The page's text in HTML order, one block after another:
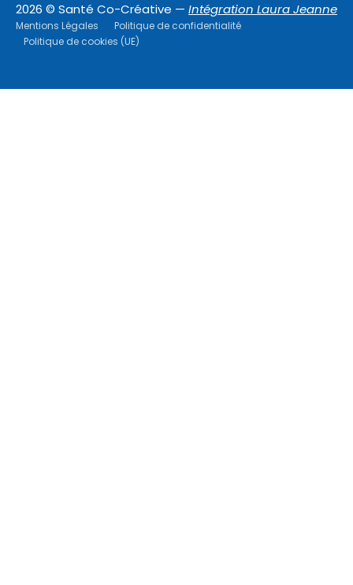
2026 © Santé Co-Créative — Intégration Laura Jeanne
Mentions Légales
Politique de confidentialité
Politique de cookies (UE)